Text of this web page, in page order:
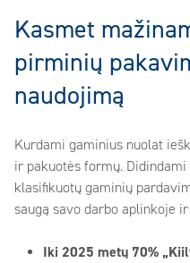
Kasmet
pirminių
naudojimą
Kurdami gaminius nuolat
ir pakuotės formų.
klasifikuotų gaminių
saugą savo darbo aplinkoje
Iki 2025 metų 70%